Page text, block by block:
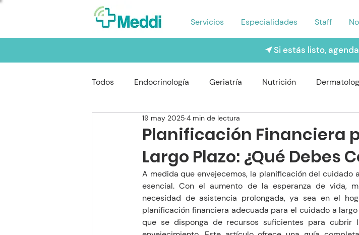
Servicios Especialidades Staff
Si estás listo,
Todos Endocrinología Geriatría Nutrición
Reumatología Gastroenterología
Oftalmología Neumología Nefrologo Fisioterapia
Planificación Financiera
Largo Plazo: ¿Qué Debes
19 may 2025 4 min de lectura
A medida que envejecemos, la planificación del cuidado
esencial. Con el aumento de la esperanza de vida,
necesidad de asistencia prolongada, ya sea en el
planificación financiera adecuada para el cuidado a
que se disponga de recursos suficientes para cubrir